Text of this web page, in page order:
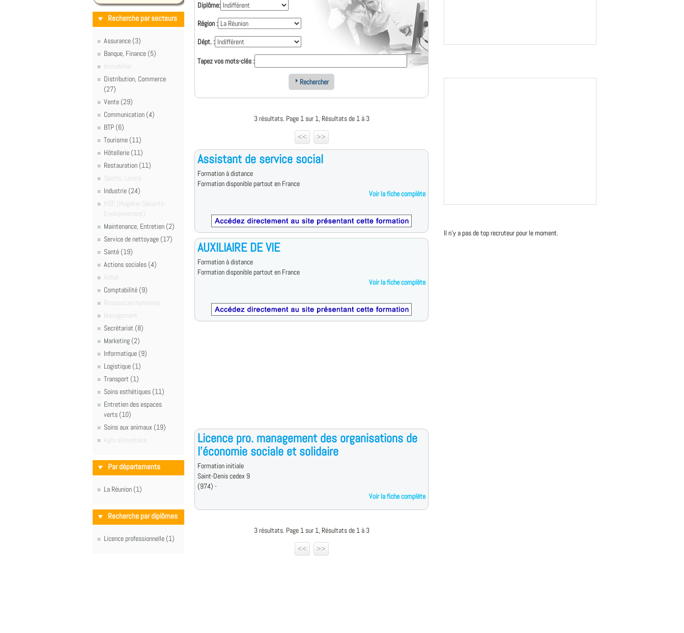
Recherche par secteurs
Assurance (3)
Banque, Finance (5)
Immobilier
Distribution, Commerce
(27)
Vente (29)
Communication (4)
BTP (6)
Tourisme (11)
Hôtellerie (11)
Restauration (11)
Sports, Loisirs
Industrie (24)
HSE (Hygiène-Sécurité-
Environnement)
Maintenance, Entretien (2)
Service de nettoyage (17)
Santé (19)
Actions sociales (4)
Achat
Comptabilité (9)
Ressources humaines
Management
Secrétariat (8)
Marketing (2)
Informatique (9)
Logistique (1)
Transport (1)
Soins esthétiques (11)
Entretien des espaces
verts (10)
Soins aux animaux (19)
Agro alimentaire
Par départements
La Réunion (1)
Recherche par diplômes
Licence professionnelle (1)
Diplôme:
Région :
Dépt. :
Tapez vos mots-clés :
Rechercher
3 résultats. Page 1 sur 1, Résultats de 1 à 3
<<
>>
Assistant de service social
Formation à distance
Formation disponible partout en France
Voir la fiche complète
AUXILIAIRE DE VIE
Formation à distance
Formation disponible partout en France
Voir la fiche complète
Licence pro. management des organisations de
l'économie sociale et solidaire
Formation initiale
Saint-Denis cedex 9
(974) -
Voir la fiche complète
3 résultats. Page 1 sur 1, Résultats de 1 à 3
<<
>>
Il n'y a pas de top recruteur pour le moment.